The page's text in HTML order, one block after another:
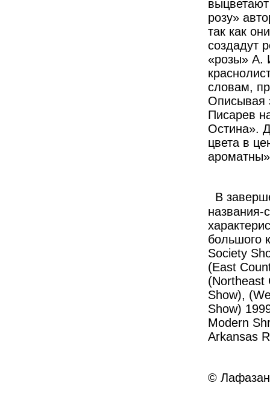
розу»
так как
создадут
«розы» А.
словам,
Описывая
Писарев
Остина».
цвета в
В
названия-
большого
Society
(East
(Northeast
Show),
Show)
Modern
Arkansas
©